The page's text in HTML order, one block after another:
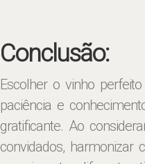
Conclusão:
Escolher o vinho
paciência e
gratificante. Ao
convidados, harmonizar